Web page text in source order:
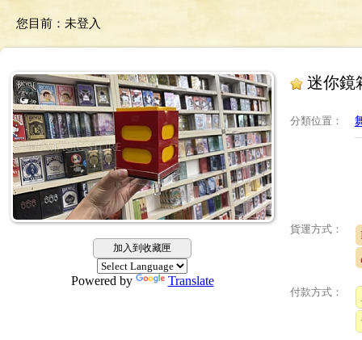
您目前： 未登入
加入到收藏匣
Powered by Translate
迷你鏡
分類位置 ：
貨運方式：
付款方式：